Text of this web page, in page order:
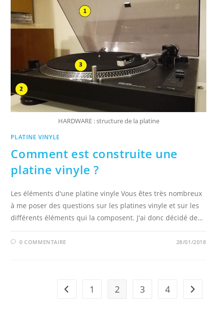
HARDWARE : structure de la platine
PLATINE VINYLE
Comment est construite une
platine vinyle ?
Les éléments d'une platine vinyle Vous êtes très nombreux
à me poser des questions sur les platines vinyle et sur les
différents éléments qui la composent. J'ai donc décidé de…
0 COMMENTAIRE 28/01/2018
Go to the previous page
1 2 3 4 Aller à